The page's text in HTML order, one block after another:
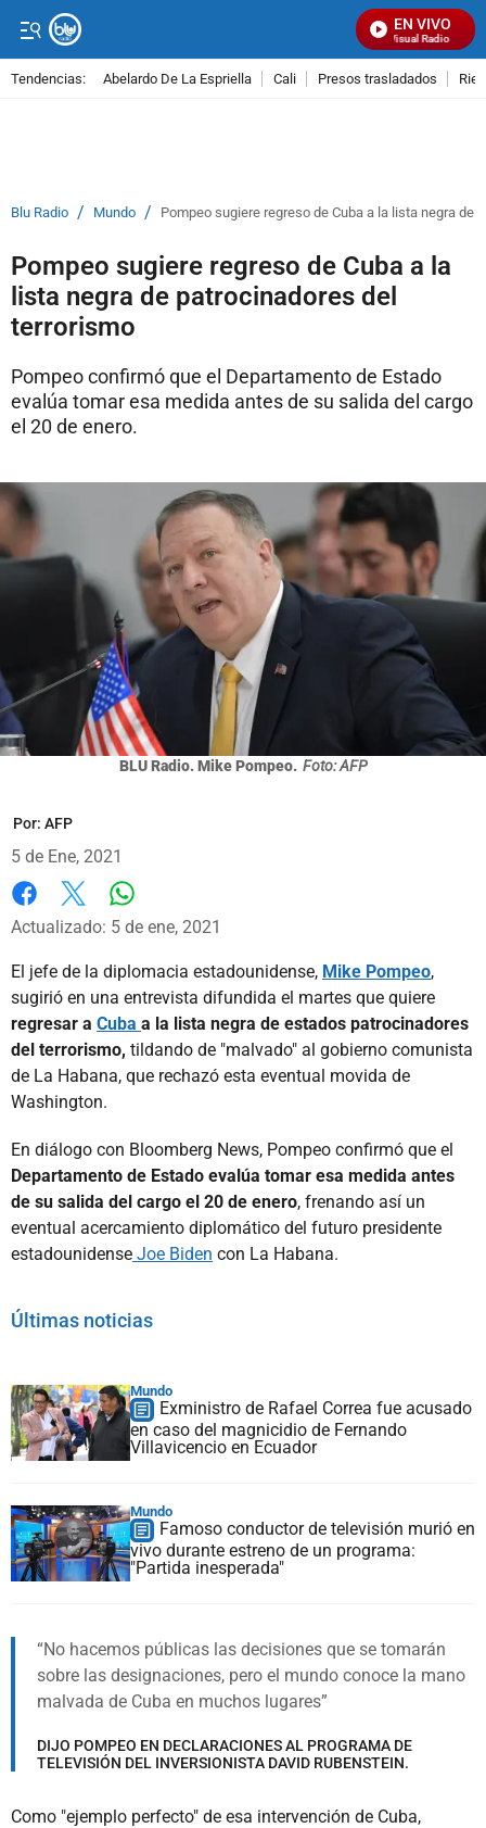
EN VIVO
Señal Visual Radio
Tendencias: Abelardo De La Espriella Cali Presos trasladados
Blu Radio / Mundo / Pompeo sugiere regreso de Cuba a la lista negra de
Pompeo sugiere regreso de Cuba a la
lista negra de patrocinadores del
terrorismo
Pompeo confirmó que el Departamento de Estado
evalúa tomar esa medida antes de su salida del cargo
el 20 de enero.
BLU Radio. Mike Pompeo. Foto: AFP
Por: AFP
5 de Ene, 2021
Facebook
X
Actualizado: 5 de ene, 2021
El jefe de la diplomacia estadounidense, Mike Pompeo,
sugirió en una entrevista difundida el martes que quiere
regresar a Cuba a la lista negra de estados patrocinadores
del terrorismo, tildando de "malvado" al gobierno comunista
de La Habana, que rechazó esta eventual movida de
Washington.
En diálogo con Bloomberg News, Pompeo confirmó que el
Departamento de Estado evalúa tomar esa medida antes
de su salida del cargo el 20 de enero, frenando así un
eventual acercamiento diplomático del futuro presidente
estadounidense Joe Biden con La Habana.
Últimas noticias
Mundo
Exministro de Rafael Correa fue acusado
en caso del magnicidio de Fernando
Villavicencio en Ecuador
Mundo
Famoso conductor de televisión murió en
vivo durante estreno de un programa:
"Partida inesperada"
No hacemos públicas las decisiones que se tomarán
sobre las designaciones, pero el mundo conoce la mano
malvada de Cuba en muchos lugares
DIJO POMPEO EN DECLARACIONES AL PROGRAMA DE
TELEVISIÓN DEL INVERSIONISTA DAVID RUBENSTEIN.
Como "ejemplo perfecto" de esa intervención de Cuba,